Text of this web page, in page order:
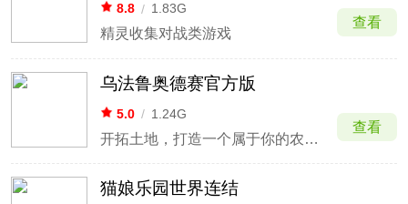
8.8 / 1.83G
精灵收集对战类游戏
查看
乌法鲁奥德赛官方版
5.0 / 1.24G
开拓土地，打造一个属于你的农场吧
查看
猫娘乐园世界连结